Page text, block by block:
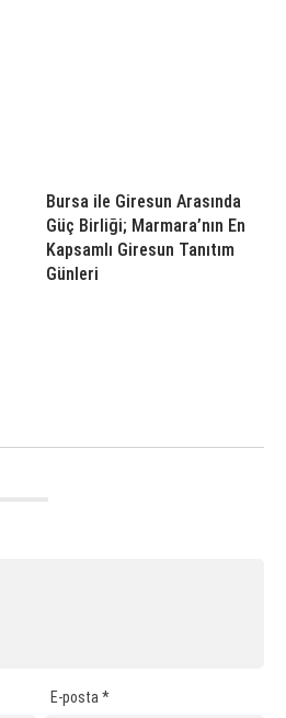
Bursa ile Giresun Arasında
Güç Birliği; Marmara’nın En
Kapsamlı Giresun Tanıtım
Günleri
E-posta*